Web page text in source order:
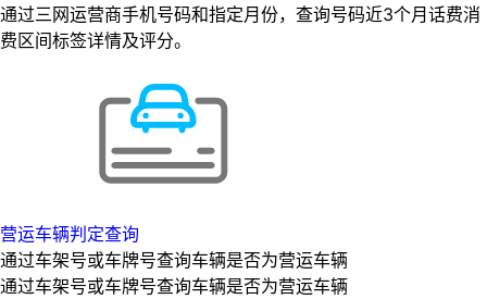
通过三网运营商手机号码和指定月份，查询号码近3个月话费消
费区间标签详情及评分。
营运车辆判定查询
通过车架号或车牌号查询车辆是否为营运车辆
通过车架号或车牌号查询车辆是否为营运车辆